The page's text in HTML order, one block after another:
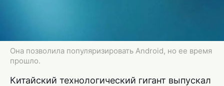
Она позволила популяризировать Android, но ее время
прошло.
Китайский технологический гигант выпускал